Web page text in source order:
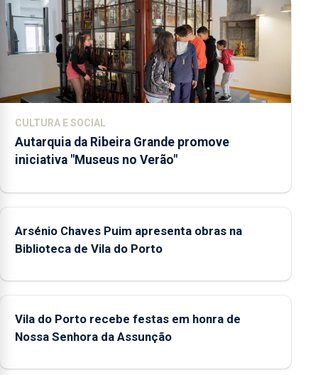
CULTURA E SOCIAL
Autarquia da Ribeira Grande promove
iniciativa "Museus no Verão"
Arsénio Chaves Puim apresenta obras na
Biblioteca de Vila do Porto
Vila do Porto recebe festas em honra de
Nossa Senhora da Assunção